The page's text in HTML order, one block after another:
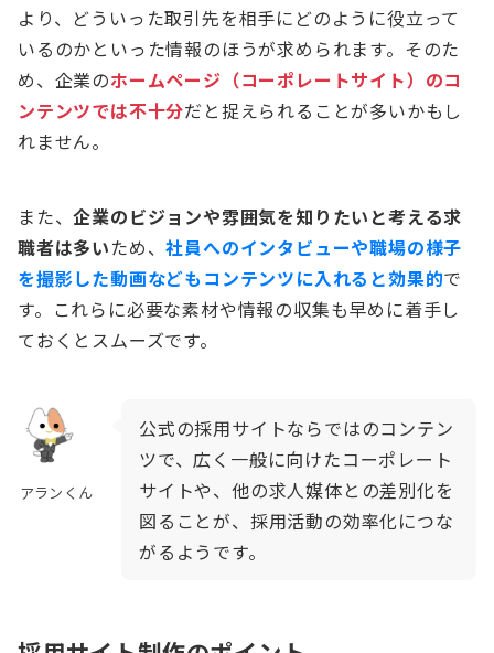
より、どういった取引先を相手にどのように役立って
いるのかといった情報のほうが求められます。そのた
め、企業のホームページ（コーポレートサイト）のコ
ンテンツでは不十分だと捉えられることが多いかもし
れません。
また、企業のビジョンや雰囲気を知りたいと考える求
職者は多いため、社員へのインタビューや職場の様子
を撮影した動画などもコンテンツに入れると効果的で
す。これらに必要な素材や情報の収集も早めに着手し
ておくとスムーズです。
アランくん
公式の採用サイトならではのコンテン
ツで、広く一般に向けたコーポレート
サイトや、他の求人媒体との差別化を
図ることが、採用活動の効率化につな
がるようです。